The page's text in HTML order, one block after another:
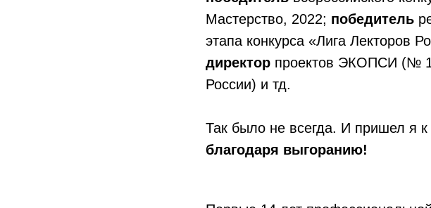
Мастерство, 2022; победитель
этапа конкурса «Лига Лекторов
директор проектов ЭКОПСИ (№ 1
России) и тд.
Так было не всегда. И пришел я
благодаря выгоранию!